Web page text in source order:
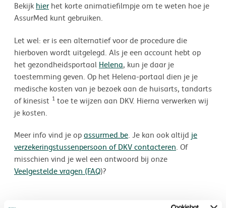
Bekijk hier het korte animatiefilmpje om te weten hoe je
AssurMed kunt gebruiken.
Let wel: er is een alternatief voor de procedure die
hierboven wordt uitgelegd. Als je een account hebt op
het gezondheidsportaal Helena, kun je daar je
toestemming geven. Op het Helena-portaal dien je je
medische kosten van je bezoek aan de huisarts, tandarts
of kinesist 1 toe te wijzen aan DKV. Hierna verwerken wij
je kosten.
Meer info vind je opassurmed.be. Je kan ook altijd je
verzekeringstussenpersoon of DKV contacteren. Of
misschien vind je wel een antwoord bij onze
Veelgestelde vragen (FAQ)?